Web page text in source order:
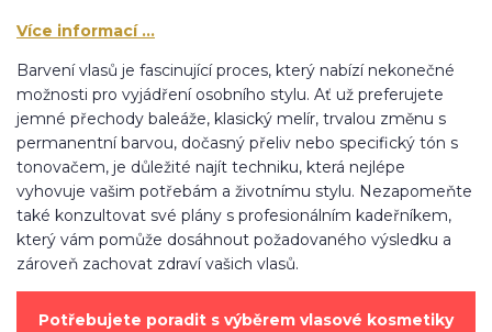
Více informací ...
Barvení vlasů je fascinující proces, který nabízí nekonečné
možnosti pro vyjádření osobního stylu. Ať už preferujete
jemné přechody baleáže, klasický melír, trvalou změnu s
permanentní barvou, dočasný přeliv nebo specifický tón s
tonovačem, je důležité najít techniku, která nejlépe
vyhovuje vašim potřebám a životnímu stylu. Nezapomeňte
také konzultovat své plány s profesionálním kadeřníkem,
který vám pomůže dosáhnout požadovaného výsledku a
zároveň zachovat zdraví vašich vlasů.
Potřebujete poradit s výběrem vlasové kosmetiky